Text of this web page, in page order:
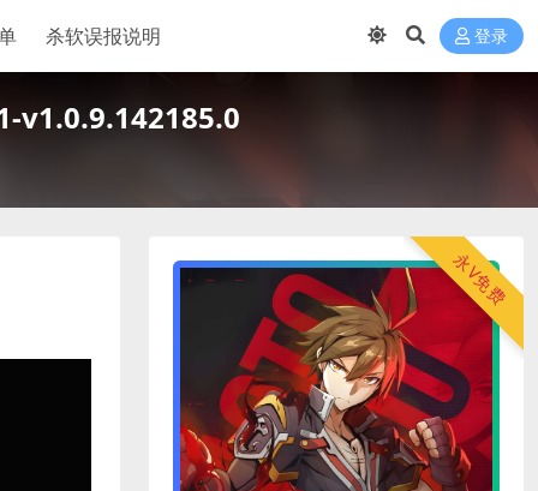
杀软误报说明 登录
v1.0.9.142185.0
永V免费